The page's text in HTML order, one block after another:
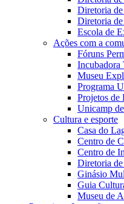
Diretoria
Diretoria
Escola de
Ações com a
Fóruns
Incubadora
Museu
Programa
Projetos de
Unicamp
Cultura e esporte
Casa do
Centro de
Centro de
Diretoria
Ginásio
Guia
Museu de